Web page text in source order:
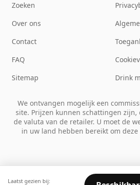
Laatst gezien bij:
Zoeken
Over ons
Contact
FAQ
Sitemap
Drink
We ontvangen mogelijk een
site. Prijzen kunnen schattingen
de valuta van de retailer. U moet de
in uw land hebben bereikt om